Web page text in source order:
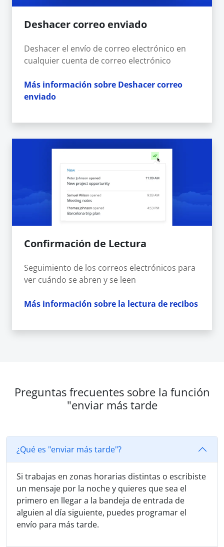
Deshacer correo enviado
Deshacer el envío de correo electrónico en
cualquier cuenta de correo electrónico
Más información sobre Deshacer correo
enviado
Confirmación de Lectura
Seguimiento de los correos electrónicos para
ver cuándo se abren y se leen
Más información sobre la lectura de recibos
Preguntas frecuentes sobre la función
"enviar más tarde
¿Qué es "enviar más tarde"?
Si trabajas en zonas horarias distintas o escribiste
un mensaje por la noche y quieres que sea el
primero en llegar a la bandeja de entrada de
alguien al día siguiente, puedes programar el
envío para más tarde.